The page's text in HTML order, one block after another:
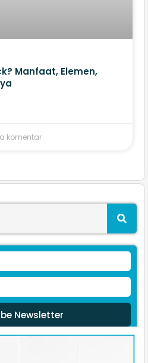
Manfaat, Elemen,
komentar
Newsletter